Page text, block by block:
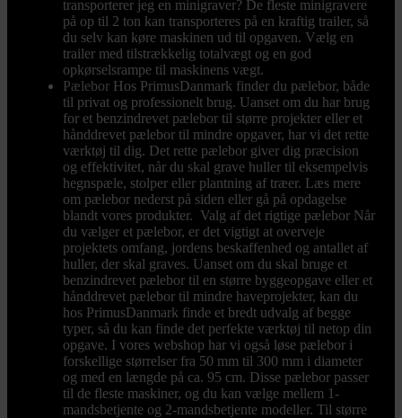
transporterer jeg en minigraver? De fleste minigravere
på op til 2 ton kan transporteres på en kraftig trailer, så
du selv kan køre maskinen ud til opgaven. Vælg en
trailer med tilstrækkelig totalvægt og en god
opkørselsrampe til maskinens vægt.
Pælebor Hos PrimusDanmark finder du pælebor, både
til privat og professionelt brug. Uanset om du har brug
for et benzindrevet pælebor til større projekter eller et
hånddrevet pælebor til mindre opgaver, har vi det rette
værktøj til dig. Det rette pælebor giver dig præcision
og effektivitet, når du skal grave huller til eksempelvis
hegnspæle, stolper eller plantning af træer. Læs mere
om pælebor nederst på siden eller gå på opdagelse
blandt vores produkter. Valg af det rigtige pælebor Når
du vælger et pælebor, er det vigtigt at overveje
projektets omfang, jordens beskaffenhed og antallet af
huller, der skal graves. Uanset om du skal bruge et
benzindrevet pælebor til en større byggeopgave eller et
hånddrevet pælebor til mindre haveprojekter, kan du
hos PrimusDanmark finde et bredt udvalg af begge
typer, så du kan finde det perfekte værktøj til netop din
opgave. I vores webshop har vi også løse pælebor i
forskellige størrelser fra 50 mm til 300 mm i diameter
og med en længde på ca. 95 cm. Disse pælebor passer
til de fleste maskiner, og du kan vælge mellem 1-
mandsbetjente og 2-mandsbetjente modeller. Til større